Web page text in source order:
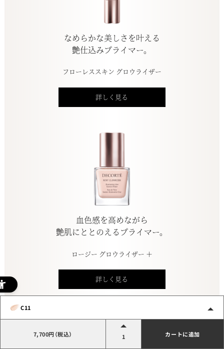
C11
7,700円（税込） 1 カートに追加
なめらかな美しさを叶える
艶仕込みプライマー。
フローレススキン グロウライザー
詳しく見る
血色感を高めながら
艶肌にととのえるプライマー。
ロージー グロウライザー ＋
詳しく見る